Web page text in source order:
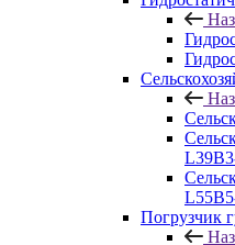
Погрузчик